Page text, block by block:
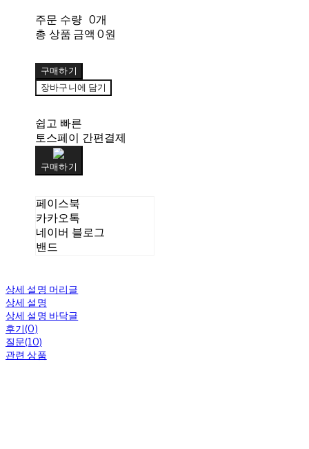
주문 수량 0개
총 상품 금액 0원
구매하기
장바구니에 담기
쉽고 빠른
토스페이 간편결제
구매하기
페이스북
카카오톡
네이버 블로그
밴드
상세 설명 머리글
상세 설명
상세 설명 바닥글
후기(0)
질문(10)
관련 상품